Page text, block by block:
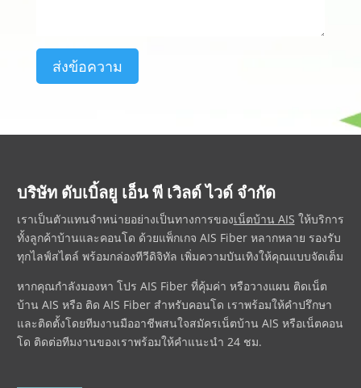
ส่งข้อความ
บริษัท ดับเบิ้ลยู เอ็น พี เวิลด์ ไวด์ จำกัด
เราเป็นตัวแทนจำหน่ายอย่างเป็นทางการของเน็ตบ้าน AIS ให้บริการ
ทั้งลูกค้าบ้านและคอนโด ด้วยแพ็กเกจ AIS Fiber หลากหลาย รองรับ
ทุกไลฟ์สไตล์ พร้อมกล่องทีวีดิจิทัล เพิ่มความบันเทิงให้คุณแบบจัดเต็ม
หากคุณกำลังมองหา โปร AIS Fiberที่คุ้มค่า หรือวางแผน ติดเน็ต
บ้าน AIS หรือ ติด AIS Fiberสำหรับคอนโด เราพร้อมให้คำปรึกษา
และติดตั้งโดยทีมงานมืออาชีพสนใจสมัครเน็ตบ้าน AIS หรือเน็ตคอน
โด ติดต่อทีมงานของเราพร้อมให้คำแนะนำ 24 ชม.